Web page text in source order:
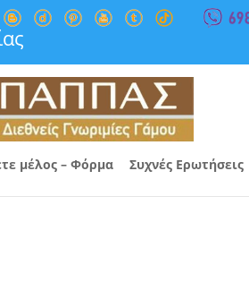
μέλος – Φόρμα Συχνές Ερωτήσεις